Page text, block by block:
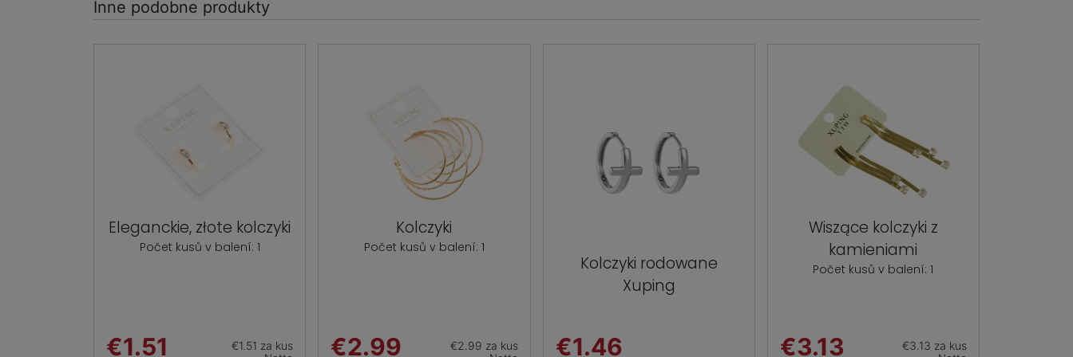
Inne podobne produkty
Eleganckie, złote kolczyki
Počet kusů v balení: 1
€1.51 €1.51 za kus
Kolczyki
Počet kusů v balení: 1
€2.99 €2.99 za kus
Kolczyki rodowane
Xuping
€1.46
Wiszące kolczyki z
kamieniami
Počet kusů v balení: 1
€3.13 €3.13 za kus